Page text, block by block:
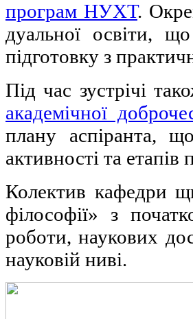
програм НУХТ.
дуальної освіти,
підготовку з
Під час зустрічі
академічної
плану аспіранта,
активності та етапів
Колектив кафедри
філософії» з
роботи, наукових
науковій ниві.